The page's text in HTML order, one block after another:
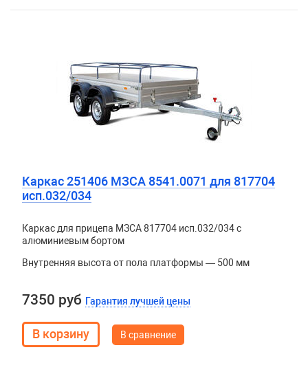
Каркас 251406 МЗСА 8541.0071 для 817704
исп.032/034
Каркас для прицепа МЗСА 817704 исп.032/034 с
алюминиевым бортом
Внутренняя высота от пола платформы — 500 мм
7350 руб Гарантия лучшей цены
В сравнение